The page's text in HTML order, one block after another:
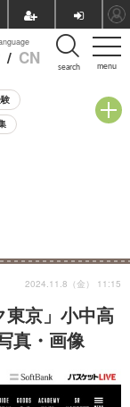
menu
/ CN search
東京」小中高
真・画像
2024.11.8（金） 11:15